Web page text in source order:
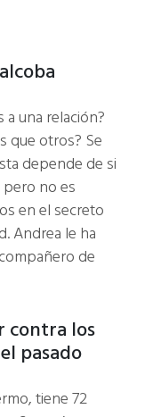
una relación?
que otros? Se
depende de si
no es
en el secreto
Andrea le ha
de
contra los
pasado
tiene 72